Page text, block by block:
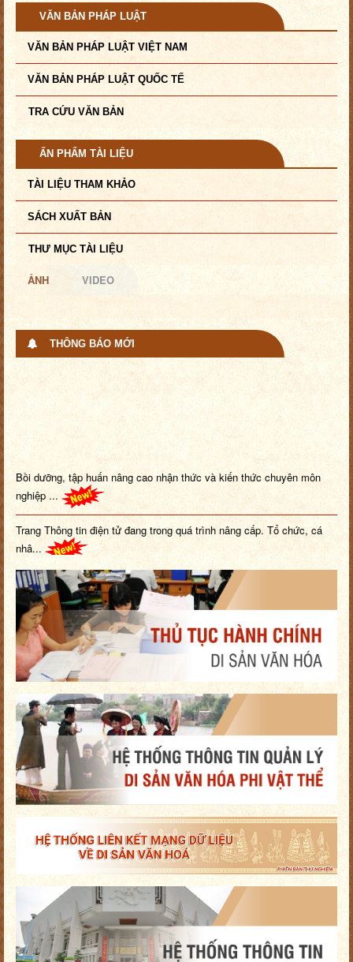
VĂN BẢN PHÁP LUẬT
VĂN BẢN PHÁP LUẬT VIỆT NAM
VĂN BẢN PHÁP LUẬT QUỐC TẾ
TRA CỨU VĂN BẢN
ẤN PHẨM TÀI LIỆU
TÀI LIỆU THAM KHẢO
SÁCH XUẤT BẢN
THƯ MỤC TÀI LIỆU
ẢNH VIDEO
THÔNG BÁO MỚI
Bồi dưỡng, tập huấn nâng cao nhận thức và kiến thức chuyên môn
nghiệp ...
Trang Thông tin điện tử đang trong quá trình nâng cấp. Tổ chức, cá
nhâ...